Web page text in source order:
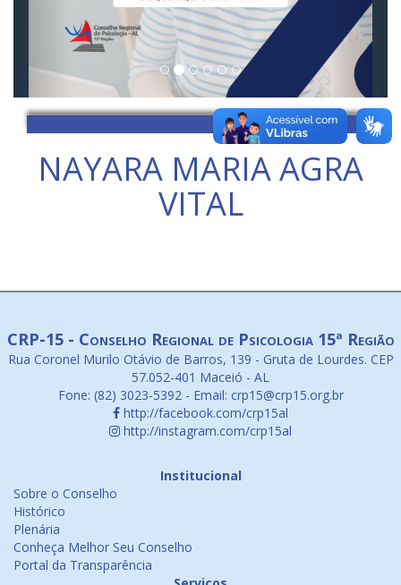
NAYARA MARIA AGRA
VITAL
CRP-15 - Conselho Regional de Psicologia 15ª Região
Rua Coronel Murilo Otávio de Barros, 139 - Gruta de Lourdes. CEP
57.052-401 Maceió - AL
Fone: (82) 3023-5392 - Email: crp15@crp15.org.br
http://facebook.com/crp15al
http://instagram.com/crp15al
Institucional
Sobre o Conselho
Histórico
Plenária
Conheça Melhor Seu Conselho
Portal da Transparência